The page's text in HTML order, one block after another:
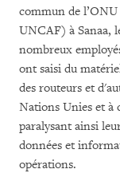
commun de
UNCAF) à Sanaa,
nombreux
ont saisi du
des routeurs et
Nations Unies et à
paralysant ainsi
données et
opérations.